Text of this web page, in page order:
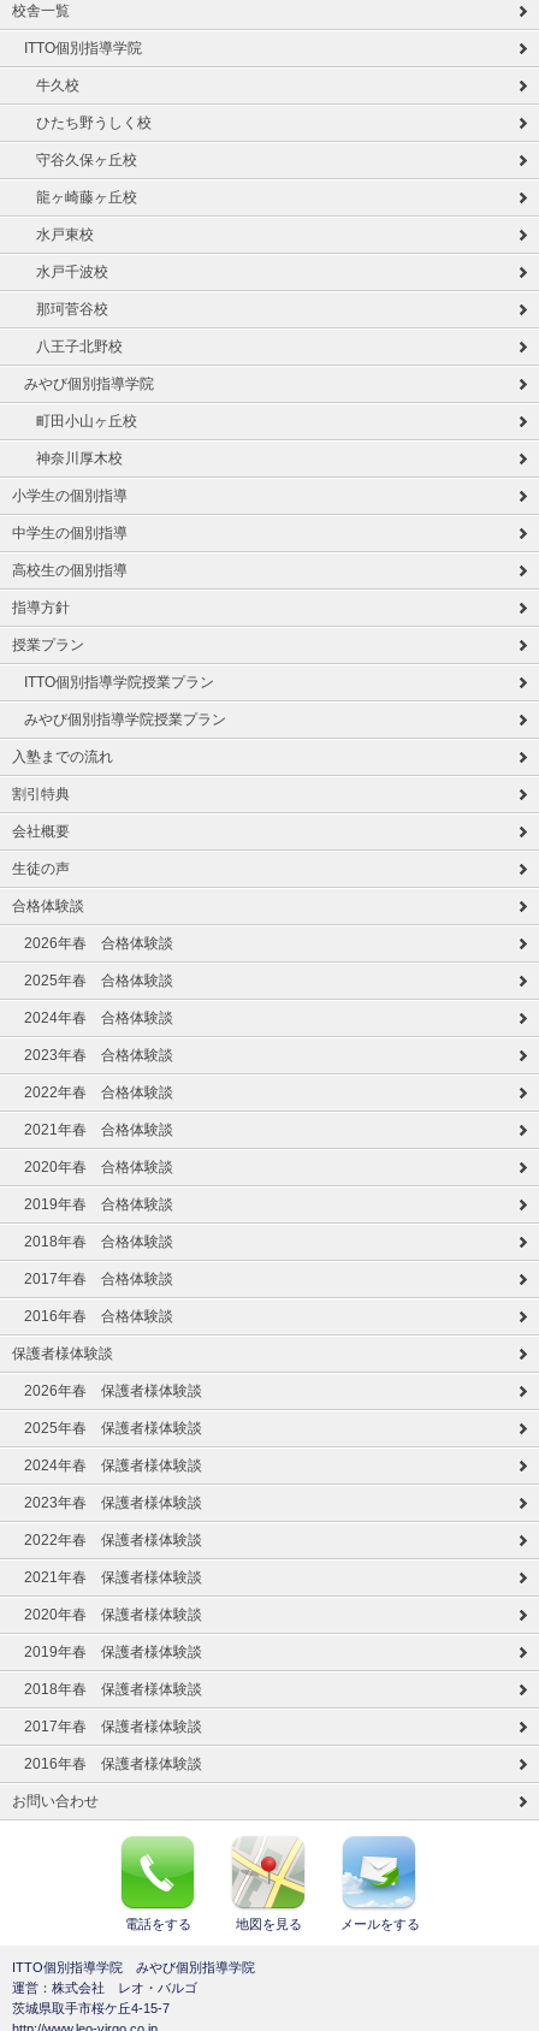
校舎一覧
ITTO個別指導学院
牛久校
ひたち野うしく校
守谷久保ヶ丘校
龍ヶ崎藤ヶ丘校
水戸東校
水戸千波校
那珂菅谷校
八王子北野校
みやび個別指導学院
町田小山ヶ丘校
神奈川厚木校
小学生の個別指導
中学生の個別指導
高校生の個別指導
指導方針
授業プラン
ITTO個別指導学院授業プラン
みやび個別指導学院授業プラン
入塾までの流れ
割引特典
会社概要
生徒の声
合格体験談
2026年春 合格体験談
2025年春 合格体験談
2024年春 合格体験談
2023年春 合格体験談
2022年春 合格体験談
2021年春 合格体験談
2020年春 合格体験談
2019年春 合格体験談
2018年春 合格体験談
2017年春 合格体験談
2016年春 合格体験談
保護者様体験談
2026年春 保護者様体験談
2025年春 保護者様体験談
2024年春 保護者様体験談
2023年春 保護者様体験談
2022年春 保護者様体験談
2021年春 保護者様体験談
2020年春 保護者様体験談
2019年春 保護者様体験談
2018年春 保護者様体験談
2017年春 保護者様体験談
2016年春 保護者様体験談
お問い合わせ
電話をする 地図を見る メールをする
ITTO個別指導学院 みやび個別指導学院
運営：株式会社 レオ・バルゴ
茨城県取手市桜ケ丘4-15-7